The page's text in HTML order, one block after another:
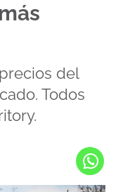
del
Todos